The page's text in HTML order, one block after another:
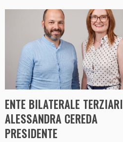
ENTE BILATERALE
ALESSANDRA CEREDA
PRESIDENTE